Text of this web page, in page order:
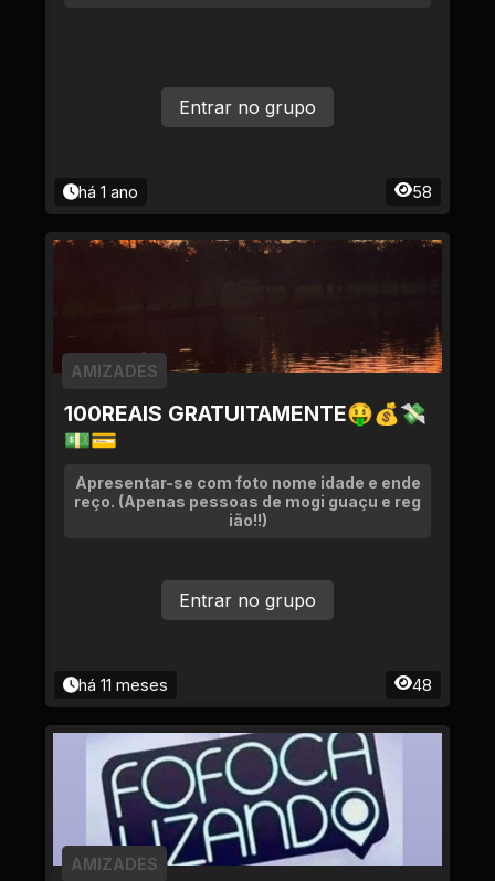
há 1 ano 58
Entrar no grupo
100REAIS GRATUITAMENTE🤑💰💸
💵💳
AMIZADES
Apresentar-se com foto nome idade e ende
reço. (Apenas pessoas de mogi guaçu e reg
ião!!)
há 11 meses 48
Entrar no grupo
AMIZADES